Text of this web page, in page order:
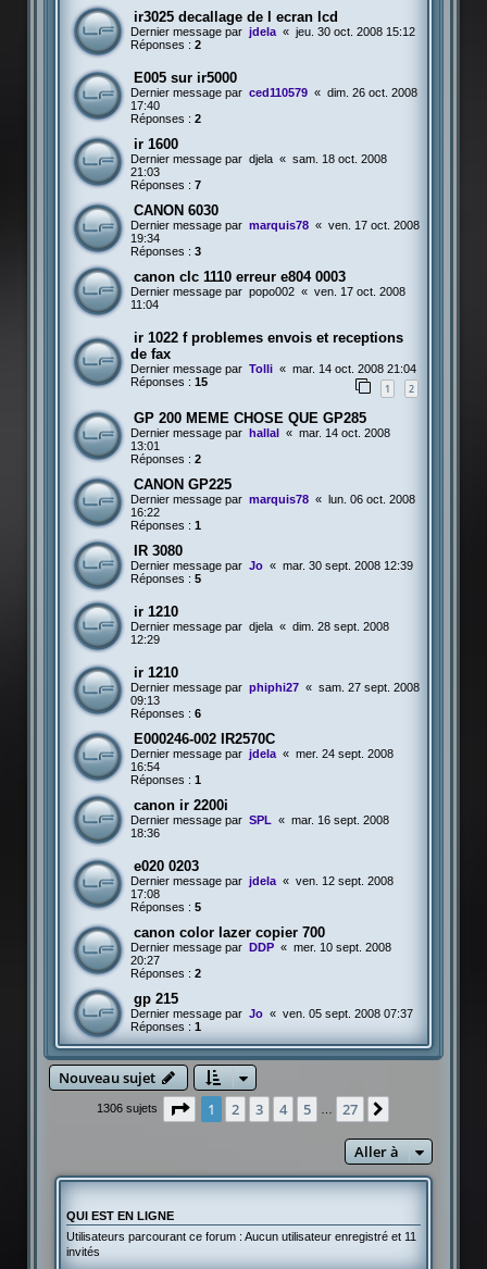
ir3025 decallage de l ecran lcd
Dernier message par jdela « jeu. 30 oct. 2008 15:12
Réponses : 2
E005 sur ir5000
Dernier message par ced110579 « dim. 26 oct. 2008
17:40
Réponses : 2
ir 1600
Dernier message par djela « sam. 18 oct. 2008
21:03
Réponses : 7
CANON 6030
Dernier message par marquis78 « ven. 17 oct. 2008
19:34
Réponses : 3
canon clc 1110 erreur e804 0003
Dernier message par popo002 « ven. 17 oct. 2008
11:04
ir 1022 f problemes envois et receptions
de fax
Dernier message par Tolli « mar. 14 oct. 2008 21:04
Réponses : 15 1 2
GP 200 MEME CHOSE QUE GP285
Dernier message par hallal « mar. 14 oct. 2008
13:01
Réponses : 2
CANON GP225
Dernier message par marquis78 « lun. 06 oct. 2008
16:22
Réponses : 1
IR 3080
Dernier message par Jo « mar. 30 sept. 2008 12:39
Réponses : 5
ir 1210
Dernier message par djela « dim. 28 sept. 2008
12:29
ir 1210
Dernier message par phiphi27 « sam. 27 sept. 2008
09:13
Réponses : 6
E000246-002 IR2570C
Dernier message par jdela « mer. 24 sept. 2008
16:54
Réponses : 1
canon ir 2200i
Dernier message par SPL « mar. 16 sept. 2008
18:36
e020 0203
Dernier message par jdela « ven. 12 sept. 2008
17:08
Réponses : 5
canon color lazer copier 700
Dernier message par DDP « mer. 10 sept. 2008
20:27
Réponses : 2
gp 215
Dernier message par Jo « ven. 05 sept. 2008 07:37
Réponses : 1
Nouveau sujet
1306 sujets Page 1sur27
1 2 3 4 5 27
Aller à
QUI EST EN LIGNE
Utilisateurs parcourant ce forum : Aucun utilisateur enregistré et 11
invités